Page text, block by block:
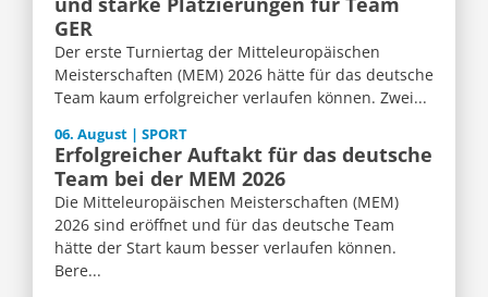
GER
Der erste Turniertag der Mitteleuropäischen
Meisterschaften (MEM) 2026 hätte für das deutsche
Team kaum erfolgreicher verlaufen können. Zwei...
06. August | SPORT
Erfolgreicher Auftakt für das deutsche
Team bei der MEM 2026
Die Mitteleuropäischen Meisterschaften (MEM)
2026 sind eröffnet und für das deutsche Team
hätte der Start kaum besser verlaufen können.
Bere...